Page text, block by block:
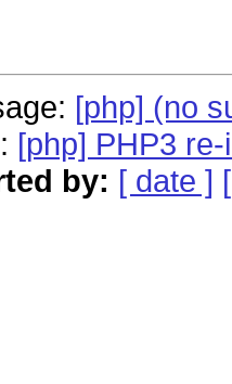
[php] (no
[php] PHP3
by: [ date ]